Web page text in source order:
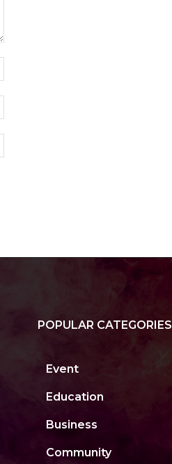
POPULAR CATEGORIES
Event
Education
Business
Community